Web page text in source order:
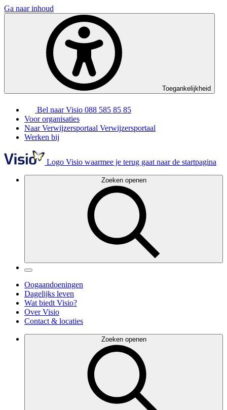
Ga naar inhoud
Toegankelijkheid
Bel naar Visio 088 585 85 85
Voor organisaties
Naar Verwijzersportaal Verwijzersportaal
Werken bij
Logo Visio waarmee je terug gaat naar de startpagina
Zoeken openen
Oogaandoeningen
Dagelijks leven
Wat biedt Visio?
Over Visio
Contact & locaties
Zoeken openen